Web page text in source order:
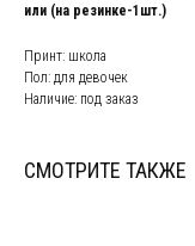
или (на резинке-1шт.)
Принт: школа
Пол: для девочек
Наличие: под заказ
СМОТРИТЕ ТАКЖЕ